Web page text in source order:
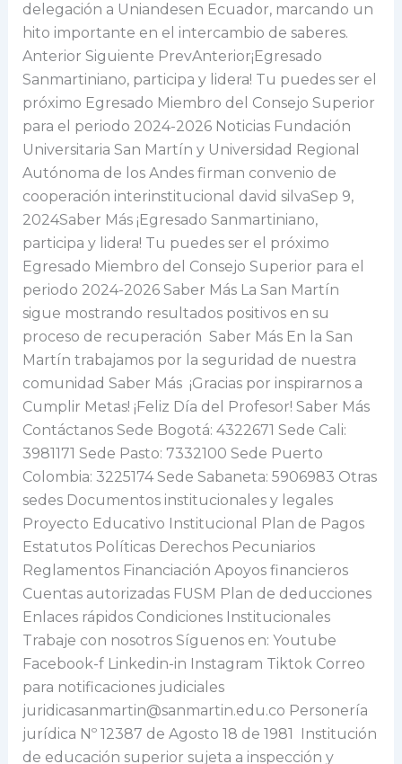
delegación a Uniandesen Ecuador, marcando un
hito importante en el intercambio de saberes.
Anterior Siguiente PrevAnterior¡Egresado
Sanmartiniano, participa y lidera! Tu puedes ser el
próximo Egresado Miembro del Consejo Superior
para el periodo 2024-2026 Noticias Fundación
Universitaria San Martín y Universidad Regional
Autónoma de los Andes firman convenio de
cooperación interinstitucional david silvaSep 9,
2024Saber Más ¡Egresado Sanmartiniano,
participa y lidera! Tu puedes ser el próximo
Egresado Miembro del Consejo Superior para el
periodo 2024-2026 Saber Más La San Martín
sigue mostrando resultados positivos en su
proceso de recuperación Saber Más En la San
Martín trabajamos por la seguridad de nuestra
comunidad Saber Más ¡Gracias por inspirarnos a
Cumplir Metas! ¡Feliz Día del Profesor! Saber Más
Contáctanos Sede Bogotá: 4322671 Sede Cali:
3981171 Sede Pasto: 7332100 Sede Puerto
Colombia: 3225174 Sede Sabaneta: 5906983 Otras
sedes Documentos institucionales y legales
Proyecto Educativo Institucional Plan de Pagos
Estatutos Políticas Derechos Pecuniarios
Reglamentos Financiación Apoyos financieros
Cuentas autorizadas FUSM Plan de deducciones
Enlaces rápidos Condiciones Institucionales
Trabaje con nosotros Síguenos en: Youtube
Facebook-f Linkedin-in Instagram Tiktok Correo
para notificaciones judiciales
juridicasanmartin@sanmartin.edu.co Personería
jurídica Nº 12387 de Agosto 18 de 1981 Institución
de educación superior sujeta a inspección y